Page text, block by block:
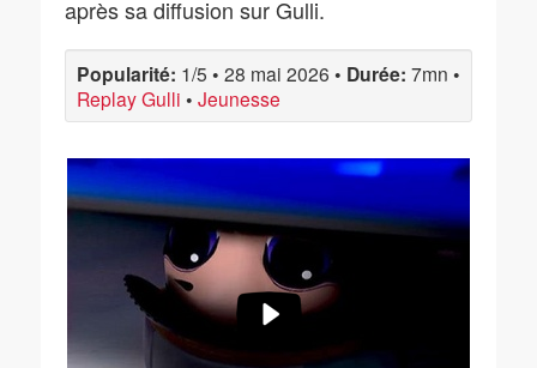
après sa diffusion sur Gulli.
Popularité: 1/5 • 28 mai 2026 • Durée: 7mn •
Replay Gulli • Jeunesse